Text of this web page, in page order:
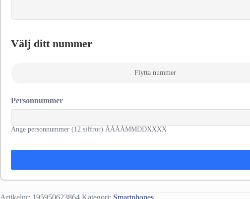
Välj ditt nummer
Flytta nummer
Personnummer
Ange personnummer (12 siffror) ÅÅÅÅMMDDXXXX
Artikelnr: 195950623864 Kategori: Smartphones